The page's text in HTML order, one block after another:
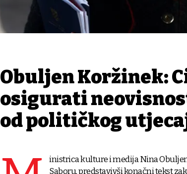
Obuljen Koržinek:
osigurati
od političkog
inistrica kulture i medija Nina
Saboru, predstavivši konačni tekst